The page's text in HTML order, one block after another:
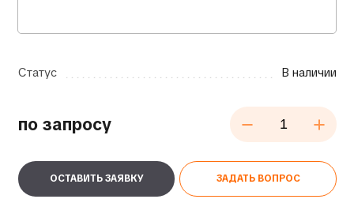
Статус В наличии
по запросу
ОСТАВИТЬ ЗАЯВКУ ЗАДАТЬ ВОПРОС